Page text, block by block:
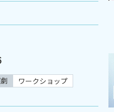
ワークショップ